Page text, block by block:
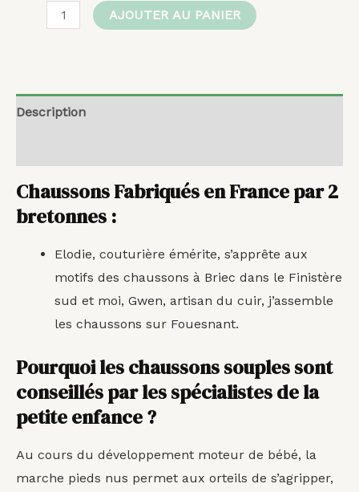
AJOUTER AU PANIER
Description
Chaussons Fabriqués en France par 2
bretonnes :
Elodie, couturière émérite, s’apprête aux
motifs des chaussons à Briec dans le Finistère
sud et moi, Gwen, artisan du cuir, j’assemble
les chaussons sur Fouesnant.
Pourquoi les chaussons souples sont
conseillés par les spécialistes de la
petite enfance ?
Au cours du développement moteur de bébé, la
marche pieds nus permet aux orteils de s’agripper,